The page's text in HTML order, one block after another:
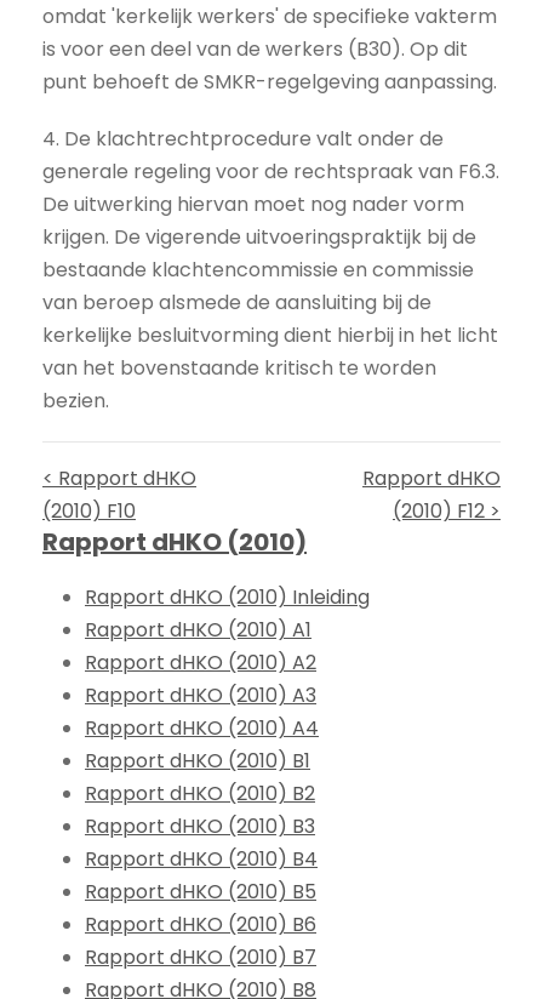
omdat 'kerkelijk werkers' de specifieke vakterm
is voor een deel van de werkers (B30). Op dit
punt behoeft de SMKR-regelgeving aanpassing.
4. De klachtrechtprocedure valt onder de
generale regeling voor de rechtspraak van F6.3.
De uitwerking hiervan moet nog nader vorm
krijgen. De vigerende uitvoeringspraktijk bij de
bestaande klachtencommissie en commissie
van beroep alsmede de aansluiting bij de
kerkelijke besluitvorming dient hierbij in het licht
van het bovenstaande kritisch te worden
bezien.
< Rapport dHKO
(2010) F10
Rapport dHKO
(2010) F12 >
Rapport dHKO (2010)
Rapport dHKO (2010) Inleiding
Rapport dHKO (2010) A1
Rapport dHKO (2010) A2
Rapport dHKO (2010) A3
Rapport dHKO (2010) A4
Rapport dHKO (2010) B1
Rapport dHKO (2010) B2
Rapport dHKO (2010) B3
Rapport dHKO (2010) B4
Rapport dHKO (2010) B5
Rapport dHKO (2010) B6
Rapport dHKO (2010) B7
Rapport dHKO (2010) B8